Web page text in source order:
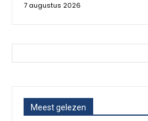
7 augustus 2026
Meest gelezen